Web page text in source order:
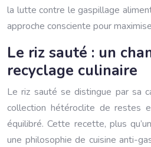
la lutte contre le gaspillage
approche consciente pour
Le riz sauté : un
recyclage culinaire
Le riz sauté se distingue par sa
collection hétéroclite de restes
équilibré. Cette recette, plus
une philosophie de cuisine anti-